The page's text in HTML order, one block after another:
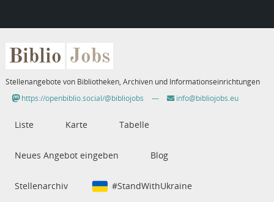
Biblio Jobs
Stellenangebote von Bibliotheken, Archiven und Informationseinrichtungen
https://openbiblio.social/@bibliojobs
— info@bibliojobs.eu
Liste Karte Tabelle
Neues Angebot eingeben Blog
Stellenarchiv #StandWithUkraine